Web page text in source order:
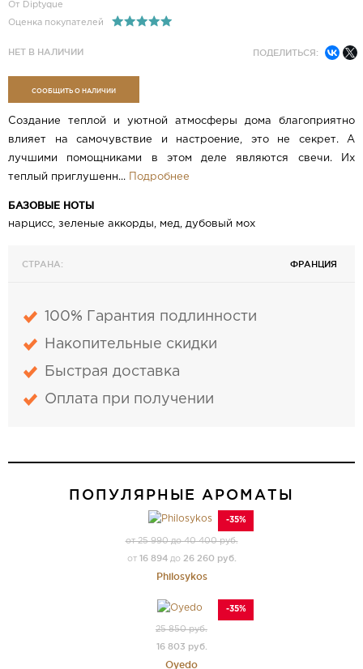
От Diptyque
Оценка покупателей
НЕТ В НАЛИЧИИ
СООБЩИТЬ О НАЛИЧИИ
ПОДЕЛИТЬСЯ:
Создание теплой и уютной атмосферы дома благоприятно
влияет на самочувствие и настроение, это не секрет. А
лучшими помощниками в этом деле являются свечи. Их
теплый приглушенн... Подробнее
БАЗОВЫЕ НОТЫ
​нарцисс, зеленые аккорды, мед, дубовый мох
СТРАНА: ФРАНЦИЯ
100% Гарантия подлинности
Накопительные скидки
Быстрая доставка
Оплата при получении
ПОПУЛЯРНЫЕ АРОМАТЫ
-35%
от 25 990 до 40 400 руб.
от 16 894до 26 260 руб.
Philosykos
-35%
25 850 руб.
16 803 руб.
Oyedo